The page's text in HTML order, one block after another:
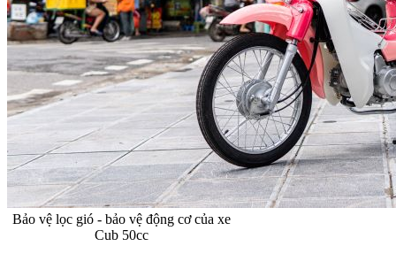
Bảo vệ lọc gió - bảo vệ động cơ của xe
Cub 50cc